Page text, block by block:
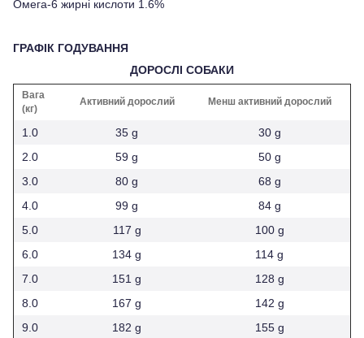
Омега-6 жирні кислоти 1.6%
ГРАФІК ГОДУВАННЯ
ДОРОСЛІ СОБАКИ
Вага
(кг)
Активний дорослий Менш активний дорослий
1.0 35 g
30 g
2.0
59 g
50 g
3.0
80 g
68 g
4.0
99 g
84 g
5.0
117 g
100 g
6.0
134 g
114 g
7.0
151 g
128 g
8.0
167 g
142 g
9.0
182 g
155 g